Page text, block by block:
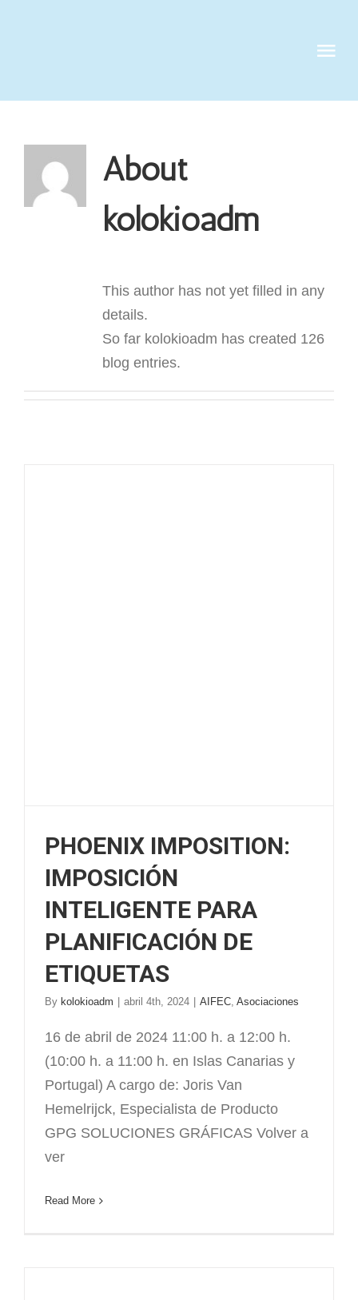
About
kolokioadm
This author has not yet filled in any
details.
So far kolokioadm has created 126
blog entries.
PHOENIX IMPOSITION:
IMPOSICIÓN
INTELIGENTE PARA
PLANIFICACIÓN DE
ETIQUETAS
By kolokioadm abril 4th, 2024 AIFEC, Asociaciones
16 de abril de 2024 11:00 h. a 12:00 h.
(10:00 h. a 11:00 h. en Islas Canarias y
Portugal) A cargo de: Joris Van
Hemelrijck, Especialista de Producto
GPG SOLUCIONES GRÁFICAS Volver a
ver
Read More